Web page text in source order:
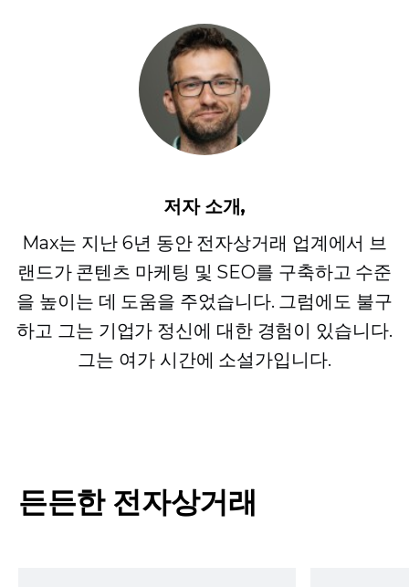
저자 소개,
Max는 지난 6년 동안 전자상거래 업계에서 브
랜드가 콘텐츠 마케팅 및 SEO를 구축하고 수준
을 높이는 데 도움을 주었습니다. 그럼에도 불구
하고 그는 기업가 정신에 대한 경험이 있습니다.
그는 여가 시간에 소설가입니다.
든든한 전자상거래